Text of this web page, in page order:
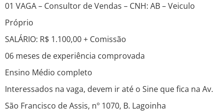
01 VAGA – Consultor de Vendas – CNH: AB – Veiculo
Próprio
SALÁRIO: R$ 1.100,00 + Comissão
06 meses de experiência comprovada
Ensino Médio completo
Interessados na vaga, devem ir até o Sine que fica na Av.
São Francisco de Assis, nº 1070, B. Lagoinha